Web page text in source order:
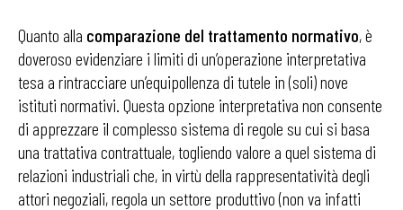
Quanto alla comparazione del trattamento normativo, è
doveroso evidenziare i limiti di un’operazione interpretativa
tesa a rintracciare un’equipollenza di tutele in (soli) nove
istituti normativi. Questa opzione interpretativa non consente
di apprezzare il complesso sistema di regole su cui si basa
una trattativa contrattuale, togliendo valore a quel sistema di
relazioni industriali che, in virtù della rappresentatività degli
attori negoziali, regola un settore produttivo (non va infatti